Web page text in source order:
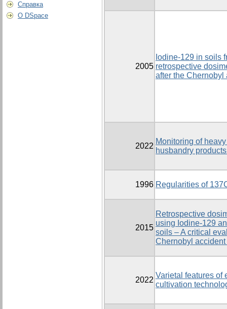
Справка
О DSpace
2005
Iodine-129 in soils
retrospective
after the Chernobyl
2022
Monitoring of
husbandry
1996 Regularities of
2015
Retrospective
using Iodine-129
soils – A critical
Chernobyl
2022
Varietal features of
cultivation